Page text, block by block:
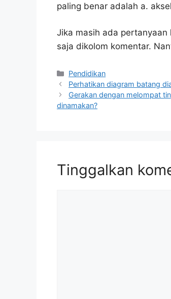
paling benar adalah a.
Jika masih ada
saja dikolom komentar.
Kategori
Pendidikan
Perhatikan diagram batang
Gerakan dengan melompat
dinamakan?
Tinggalkan